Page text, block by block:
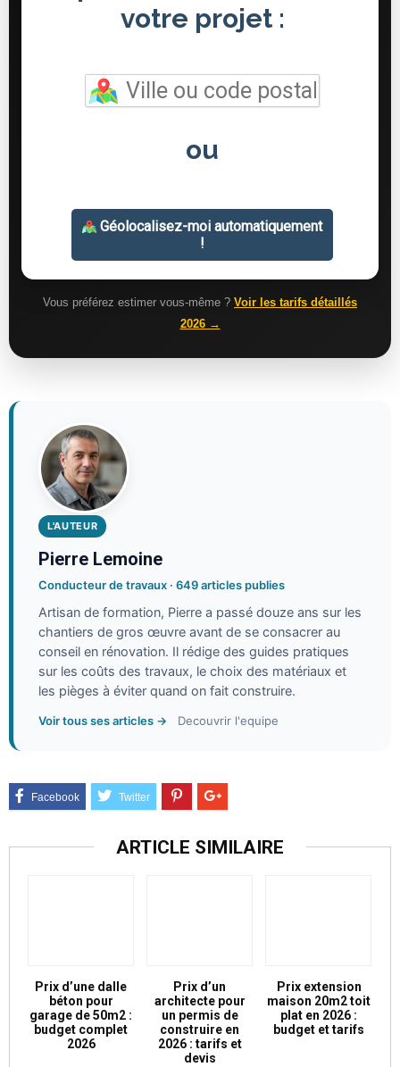
Vous préférez estimer vous-même ? Voir les tarifs détaillés
2026 →
L'AUTEUR
Pierre Lemoine
Conducteur de travaux · 649 articles publies
Artisan de formation, Pierre a passé douze ans sur les
chantiers de gros œuvre avant de se consacrer au
conseil en rénovation. Il rédige des guides pratiques
sur les coûts des travaux, le choix des matériaux et
les pièges à éviter quand on fait construire.
Voir tous ses articles → Decouvrir l'equipe
ARTICLE SIMILAIRE
Prix d’une dalle
béton pour
garage de 50m2 :
budget complet
2026
Prix d’un
architecte pour
un permis de
construire en
2026 : tarifs et
devis
Prix extension
maison 20m2 toit
plat en 2026 :
budget et tarifs